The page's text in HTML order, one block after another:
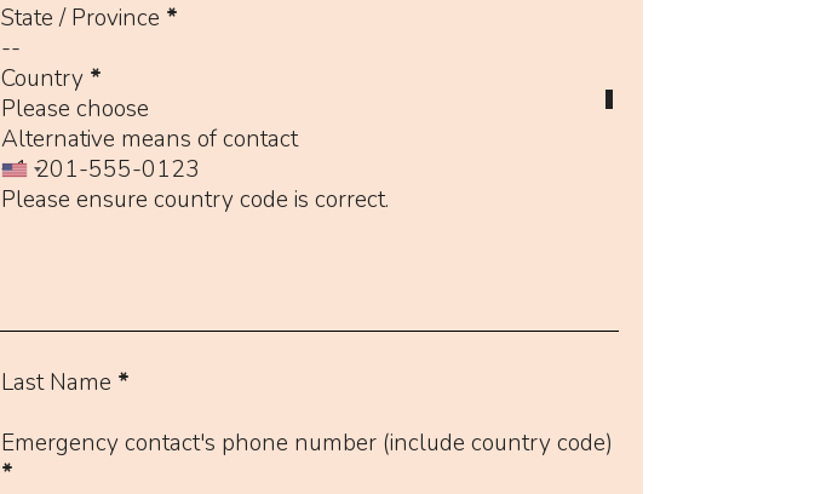
State / Province *
Country *
Please choose
Alternative means of contact
Please ensure country code is correct.
Last Name *
Emergency contact's phone number (include country code)
*